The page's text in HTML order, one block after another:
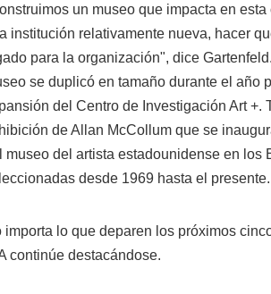
un museo que impacta en
institución relativamente nueva, hacer
para la organización", dice
se duplicó en tamaño durante el año
del Centro de Investigación Art +.
de Allan McCollum que se
museo del artista estadounidense en los
desde 1969 hasta el presente.
importa lo que deparen los próximos
continúe destacándose.